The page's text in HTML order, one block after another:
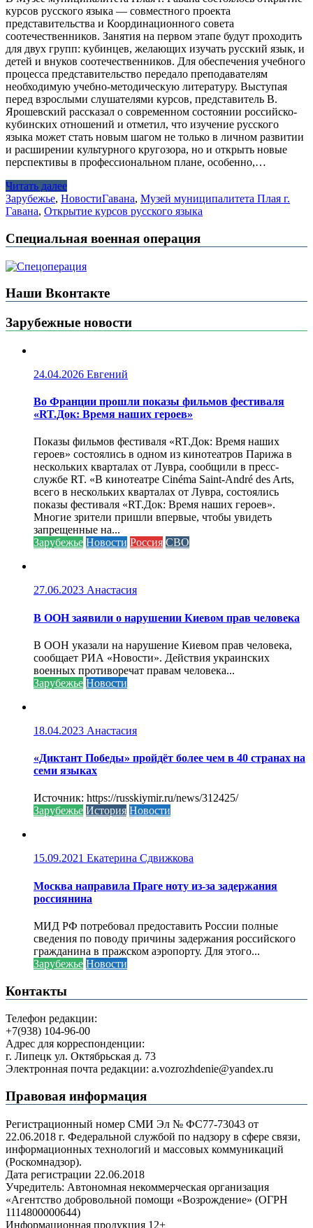
курсов русского языка — совместного проекта
представительства и Координационного совета
соотечественников. Занятия на первом этапе будут проходить
для двух групп: кубинцев, желающих изучать русский язык, и
детей и внуков соотечественников. Для обеспечения учебного
процесса представительство передало преподавателям
необходимую учебно-методическую литературу. Выступая
перед взрослыми слушателями курсов, представитель В.
Ярошевский рассказал о современном состоянии российско-
кубинских отношений и отметил, что изучение русского
языка может стать новым шагом не только в личном развитии
и расширении культурного кругозора, но и открыть новые
перспективы в профессиональном плане, особенно,…
Читать далее
Зарубежье, НовостиГавана, Музей муниципалитета Плая г.
Гавана, Открытие курсов русского языка
Специальная военная операция
Наши Вконтакте
Зарубежные новости
24.04.2026 Евгений
Во Франции прошли показы фильмов фестиваля
«RT.Док: Время наших героев»
Показы фильмов фестиваля «RT.Док: Время наших
героев» состоялись в одном из кинотеатров Парижа в
нескольких кварталах от Лувра, сообщили в пресс-
службе RT. «В кинотеатре Cinéma Saint-André des Arts,
всего в нескольких кварталах от Лувра, состоялись
показы фестиваля «RT.Док: Время наших героев».
Многие зрители пришли впервые, чтобы увидеть
запрещенные на...
Зарубежье Новости Россия СВО
27.06.2023 Анастасия
В ООН заявили о нарушении Киевом прав человека
В ООН указали на нарушение Киевом прав человека,
сообщает РИА «Новости». Действия украинских
военных противоречат правам человека...
Зарубежье Новости
18.04.2023 Анастасия
«Диктант Победы» пройдёт более чем в 40 странах на
семи языках
Источник: https://russkiymir.ru/news/312425/
Зарубежье История Новости
15.09.2021 Екатерина Сдвижкова
Москва направила Праге ноту из-за задержания
россиянина
МИД РФ потребовал предоставить России полные
сведения по поводу причины задержания российского
гражданина в пражском аэропорту. Для этого...
Зарубежье Новости
Контакты
Телефон редакции:
+7(938) 104-96-00
Адрес для корреспонденции:
г. Липецк ул. Октябрьская д. 73
Электронная почта редакции: a.vozrozhdenie@yandex.ru
Правовая информация
Регистрационный номер СМИ Эл № ФС77-73043 от
22.06.2018 г. Федеральной службой по надзору в сфере связи,
информационных технологий и массовых коммуникаций
(Роскомнадзор).
Дата регистрации 22.06.2018
Учредитель: Автономная некоммерческая организация
«Агентство добровольной помощи «Возрождение» (ОГРН
1114800000644)
Информационная продукция 12+